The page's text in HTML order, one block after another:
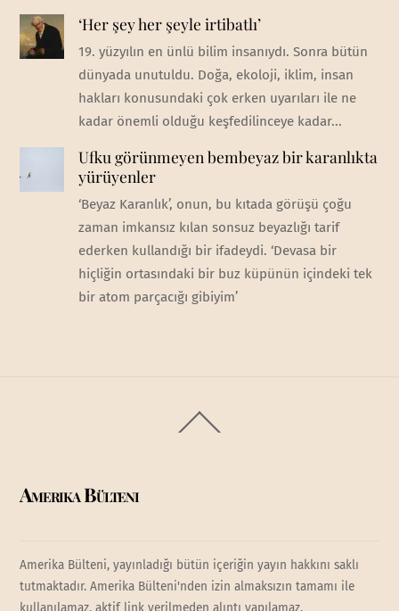
‘Her şey her şeyle irtibatlı’
19. yüzyılın en ünlü bilim insanıydı. Sonra bütün
dünyada unutuldu. Doğa, ekoloji, iklim, insan
hakları konusundaki çok erken uyarıları ile ne
kadar önemli olduğu keşfedilinceye kadar...
Ufku görünmeyen bembeyaz bir karanlıkta
yürüyenler
‘Beyaz Karanlık’, onun, bu kıtada görüşü çoğu
zaman imkansız kılan sonsuz beyazlığı tarif
ederken kullandığı bir ifadeydi. ‘Devasa bir
hiçliğin ortasındaki bir buz küpünün içindeki tek
bir atom parçacığı gibiyim’
To
Amerika Bülteni
Amerika Bülteni, yayınladığı bütün içeriğin yayın hakkını saklı
tutmaktadır. Amerika Bülteni'nden izin almaksızın tamamı ile
kullanılamaz, aktif link verilmeden alıntı yapılamaz.